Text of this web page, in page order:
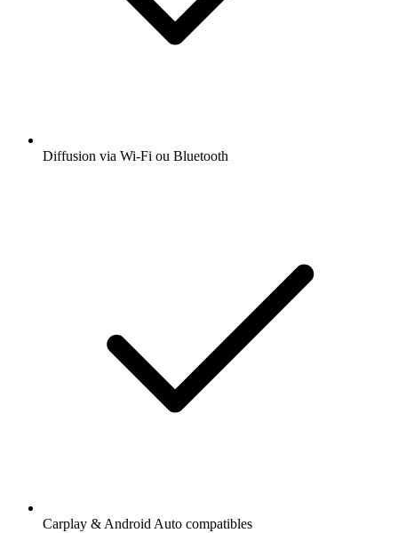
Diffusion via Wi-Fi ou Bluetooth
Carplay & Android Auto compatibles